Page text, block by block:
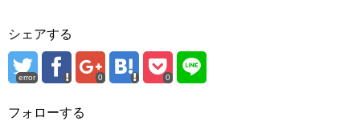
シェアする
error 0 0
フォローする